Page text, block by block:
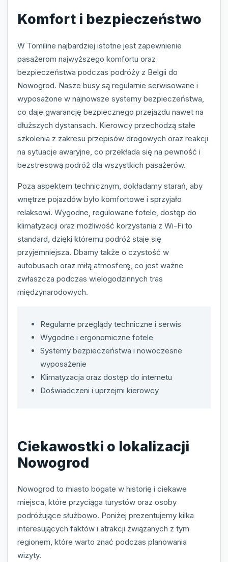
Komfort i bezpieczeństwo
W Tomiline najbardziej istotne jest zapewnienie
pasażerom najwyższego komfortu oraz
bezpieczeństwa podczas podróży z Belgii do
Nowogrod. Nasze busy są regularnie serwisowane i
wyposażone w najnowsze systemy bezpieczeństwa,
co daje gwarancję bezpiecznego przejazdu nawet na
dłuższych dystansach. Kierowcy przechodzą stałe
szkolenia z zakresu przepisów drogowych oraz reakcji
na sytuacje awaryjne, co przekłada się na pewność i
bezstresową podróż dla wszystkich pasażerów.
Poza aspektem technicznym, dokładamy starań, aby
wnętrze pojazdów było komfortowe i sprzyjało
relaksowi. Wygodne, regulowane fotele, dostęp do
klimatyzacji oraz możliwość korzystania z Wi-Fi to
standard, dzięki któremu podróż staje się
przyjemniejsza. Dbamy także o czystość w
autobusach oraz miłą atmosferę, co jest ważne
zwłaszcza podczas wielogodzinnych tras
międzynarodowych.
Regularne przeglądy techniczne i serwis
Wygodne i ergonomiczne fotele
Systemy bezpieczeństwa i nowoczesne
wyposażenie
Klimatyzacja oraz dostęp do internetu
Doświadczeni i uprzejmi kierowcy
Ciekawostki o lokalizacji
Nowogrod
Nowogrod to miasto bogate w historię i ciekawe
miejsca, które przyciąga turystów oraz osoby
podróżujące służbowo. Poniżej prezentujemy kilka
interesujących faktów i atrakcji związanych z tym
regionem, które warto znać podczas planowania
wizyty.